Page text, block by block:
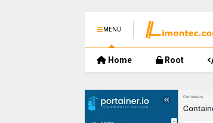
MENU
Home Root